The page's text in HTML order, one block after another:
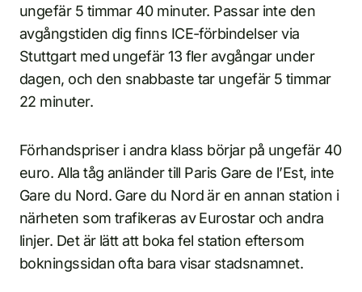
ungefär 5 timmar 40 minuter. Passar inte den
avgångstiden dig finns ICE-förbindelser via
Stuttgart med ungefär 13 fler avgångar under
dagen, och den snabbaste tar ungefär 5 timmar
22 minuter.
Förhandspriser i andra klass börjar på ungefär 40
euro. Alla tåg anländer till Paris Gare de l’Est, inte
Gare du Nord. Gare du Nord är en annan station i
närheten som trafikeras av Eurostar och andra
linjer. Det är lätt att boka fel station eftersom
bokningssidan ofta bara visar stadsnamnet.